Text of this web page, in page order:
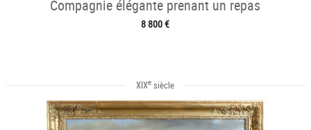
Compagnie élégante prenant un repas
8 800 €
XIXe siècle